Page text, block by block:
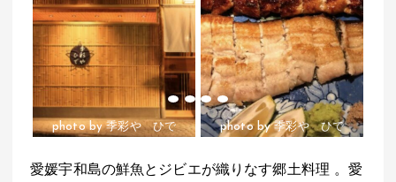
photo by 季彩や ひで photo by 季彩や ひで
愛媛宇和島の鮮魚とジビエが織りなす郷土料理 。愛